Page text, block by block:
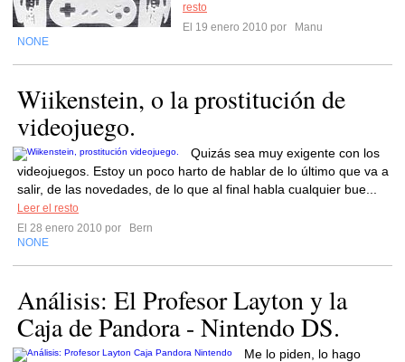
resto
El 19 enero 2010 por
Manu
NONE
Wiikenstein, o la prostitución de
videojuego.
Quizás sea muy exigente con los
videojuegos. Estoy un poco harto de hablar de lo último que va a
salir, de las novedades, de lo que al final habla cualquier bue...
Leer el resto
El 28 enero 2010 por
Bern
NONE
Análisis: El Profesor Layton y la
Caja de Pandora - Nintendo DS.
Me lo piden, lo hago